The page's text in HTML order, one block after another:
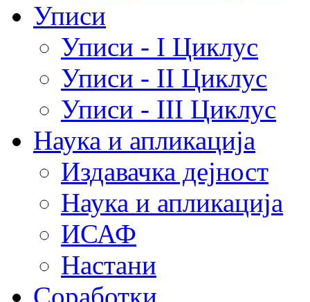
Уписи
Уписи - I Циклус
Уписи - II Циклус
Уписи - III Циклус
Наука и апликација
Издавачка дејност
Наука и апликација
ИСАФ
Настани